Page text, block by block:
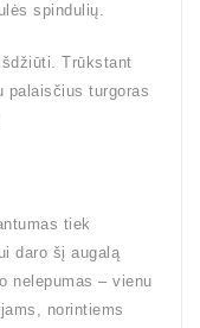
spindulių.
Trūkstant
palaisčius turgoras
tiek
daro šį augalą
nelepumas – vienu
norintiems